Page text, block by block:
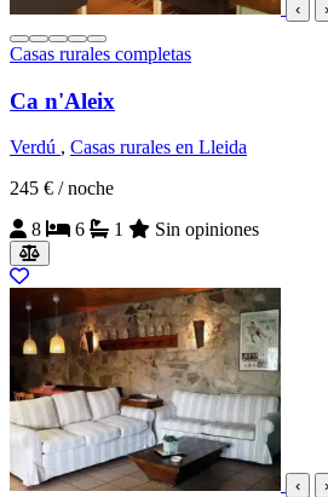
‹ ›
Casas rurales completas
Ca n'Aleix
Verdú , Casas rurales en Lleida
245 € / noche
8
6 1 Sin opiniones
‹ ›